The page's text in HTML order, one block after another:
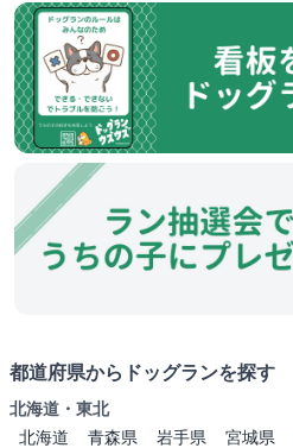
都道府県からドッグランを探す
北海道・東北
北海道
青森県 岩手県 宮城県